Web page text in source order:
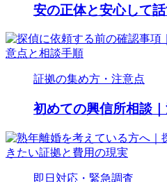
安の正体と安心して
証拠の集め方・注意点
初めての興信所相談
即日対応・緊急調査